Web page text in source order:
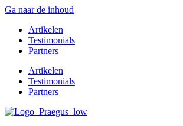
Ga naar de inhoud
Artikelen
Testimonials
Partners
Artikelen
Testimonials
Partners